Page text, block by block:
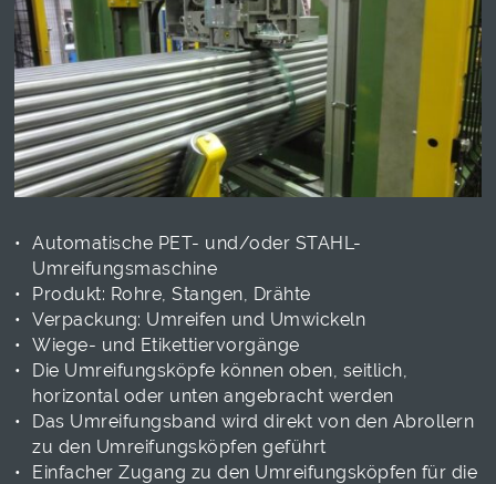
Automatische PET- und/oder STAHL-
Umreifungsmaschine
Produkt: Rohre, Stangen, Drähte
Verpackung: Umreifen und Umwickeln
Wiege- und Etikettiervorgänge
Die Umreifungsköpfe können oben, seitlich,
horizontal oder unten angebracht werden
Das Umreifungsband wird direkt von den Abrollern
zu den Umreifungsköpfen geführt
Einfacher Zugang zu den Umreifungsköpfen für die